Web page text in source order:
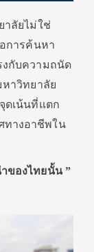
าลัยไม่ใช่
การค้นหา
งกับความถนัด
าวิทยาลัย
ดเน้นที่แตก
ทางอาชีพใน
ของไทยนั้น ”